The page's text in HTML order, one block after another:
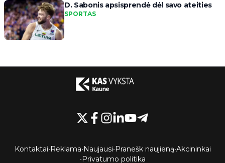
D. Sabonis apsisprendė dėl savo ateities
SPORTAS
Kontaktai•Reklama•Naujausi•Pranešk naujieną•Akcininkai
•Privatumo politika